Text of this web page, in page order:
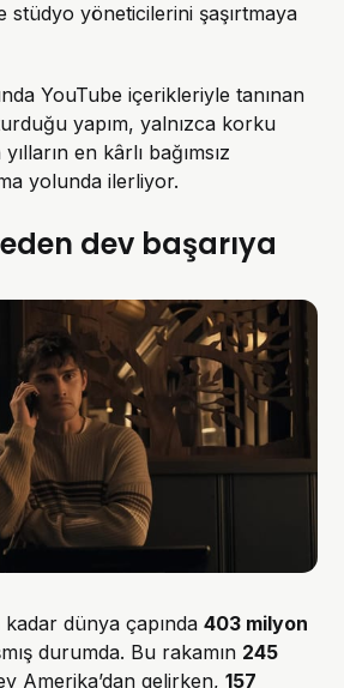
stüdyo yöneticilerini şaşırtmaya
YouTube içerikleriyle tanınan
yapım, yalnızca korku
en kârlı bağımsız
yolunda ilerliyor.
dev başarıya
kadar dünya çapında403 milyon
durumda. Bu rakamın 245
Amerika’dan gelirken,157